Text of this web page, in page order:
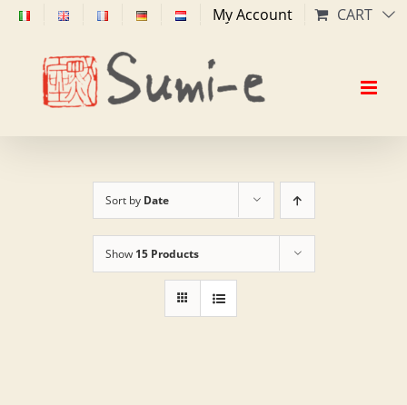
Skip
content
My Account CART
Sort by Date
Show 15 Products